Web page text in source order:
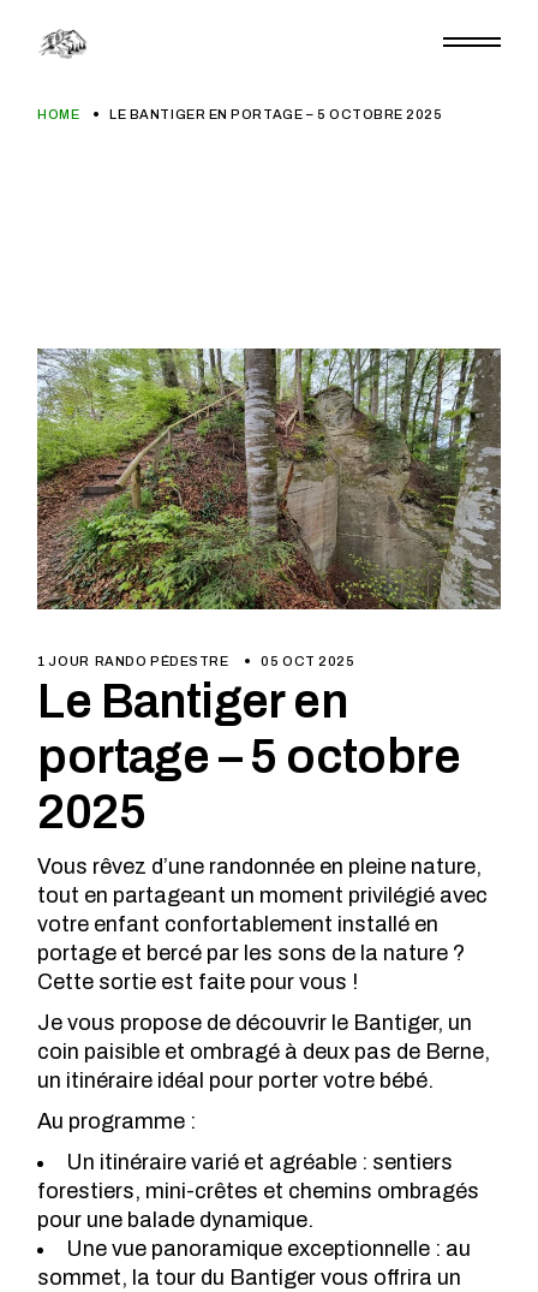
contenu
HOME LE BANTIGER EN PORTAGE – 5 OCTOBRE 2025
1 JOUR RANDO PÉDESTRE 05 OCT 2025
Le Bantiger en
portage – 5 octobre
2025
Vous rêvez d’une randonnée en pleine nature,
tout en partageant un moment privilégié avec
votre enfant confortablement installé en
portage et bercé par les sons de la nature ?
Cette sortie est faite pour vous !
Je vous propose de découvrir le Bantiger, un
coin paisible et ombragé à deux pas de Berne,
un itinéraire idéal pour porter votre bébé.
Au programme :
Un itinéraire varié et agréable : sentiers
forestiers, mini-crêtes et chemins ombragés
pour une balade dynamique.
Une vue panoramique exceptionnelle : au
sommet, la tour du Bantiger vous offrira un